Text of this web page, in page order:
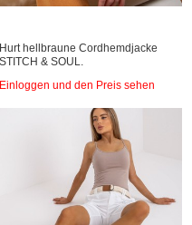
Hurt hellbraune Cordhemdjacke
STITCH & SOUL.
Einloggen und den Preis sehen